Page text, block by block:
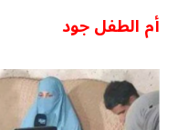
أم الطفل جود